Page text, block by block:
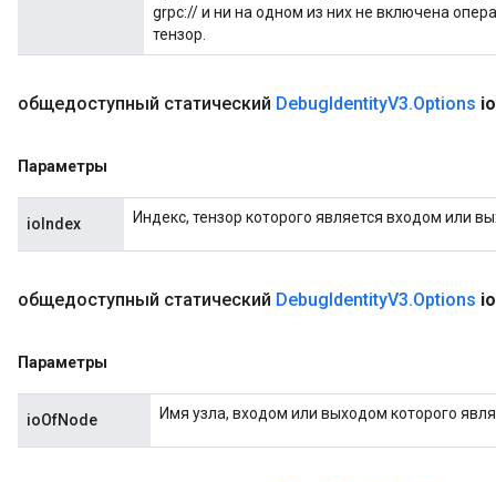
grpc:// и ни на одном из них не включена
тензор.
общедоступный статический DebugIdentityV3.Options io
Параметры
ioIndex Индекс, тензор которого является входом или
общедоступный статический DebugIdentityV3.Options io
Параметры
ioOfNode Имя узла, входом или выходом которого